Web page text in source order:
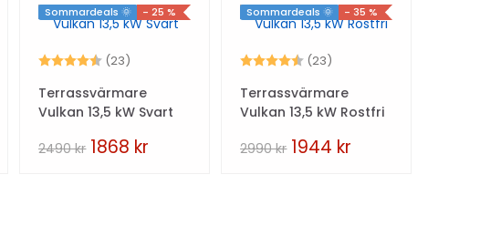
Sommardeals 🌞 - 25 %
Betyg: (23) 4.6 utav 5 stjärnor
Terrassvärmare
Vulkan 13,5 kW Svart
2490kr 1868 kr
Sommardeals 🌞 - 35 %
Betyg: (23)
Terrassvärmare
Vulkan 13,5 kW Rostfri
2990kr 1944 kr